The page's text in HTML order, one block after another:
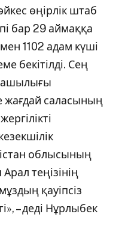
өңірлік штаб
бар 29 аймаққа
1102 адам күші
бекітілді. Сең
саласының
облысының
теңізінің
қауіпсіз
– деді Нұрлыбек